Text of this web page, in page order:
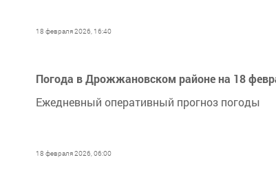
18 февраля 2026, 16:40
Погода в Дрожжановском районе на 18
Ежедневный оперативный прогноз погоды
18 февраля 2026, 06:00